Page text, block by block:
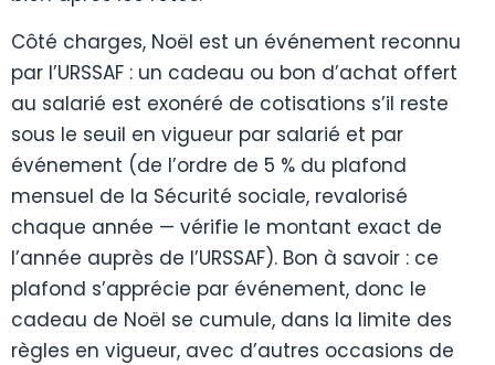
Côté charges, Noël est un événement reconnu
par l’URSSAF : un cadeau ou bon d’achat offert
au salarié est exonéré de cotisations s’il reste
sous le seuil en vigueur par salarié et par
événement (de l’ordre de 5 % du plafond
mensuel de la Sécurité sociale, revalorisé
chaque année — vérifie le montant exact de
l’année auprès de l’URSSAF). Bon à savoir : ce
plafond s’apprécie par événement, donc le
cadeau de Noël se cumule, dans la limite des
règles en vigueur, avec d’autres occasions de